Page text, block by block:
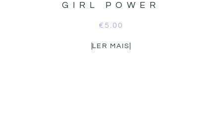
GIRL POWER
€ 5.00
LER MAIS